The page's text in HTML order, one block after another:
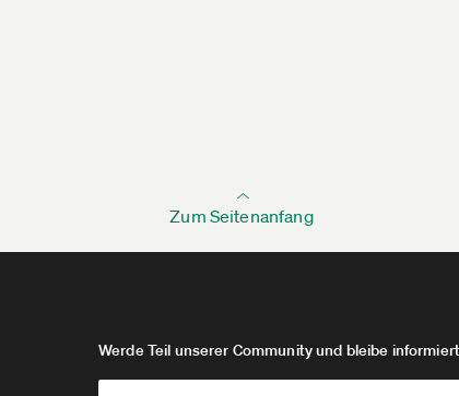
Zum Seitenanfang
Werde Teil unserer Community und bleibe informiert